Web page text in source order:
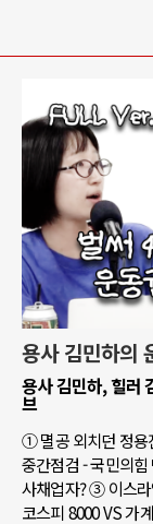
용사 김민하의
용사 김민하, 힐러
브
① 멸공 외치던 정용
중간점검 - 국민의
사채업자? ③ 이스
코스피 8000 VS 가